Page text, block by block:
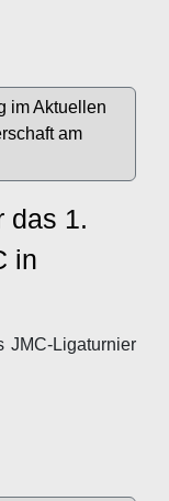
im Aktuellen
am
das 1.
in
JMC-Ligaturnier